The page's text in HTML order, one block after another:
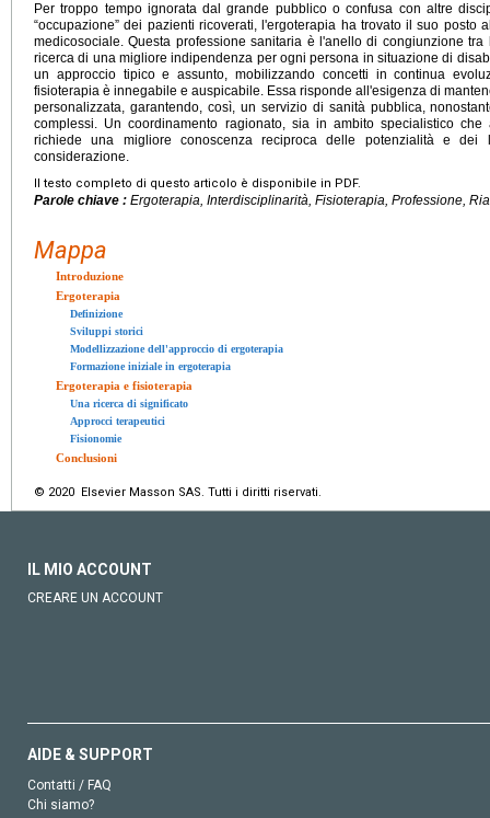
Per troppo tempo ignorata dal grande pubblico o confusa con altre
“occupazione” dei pazienti ricoverati, l'ergoterapia ha trovato il suo posto
medicosociale. Questa professione sanitaria è l'anello di congiunzione
ricerca di una migliore indipendenza per ogni persona in situazione di
un approccio tipico e assunto, mobilizzando concetti in continua
fisioterapia è innegabile e auspicabile. Essa risponde all'esigenza di
personalizzata, garantendo, così, un servizio di sanità pubblica,
complessi. Un coordinamento ragionato, sia in ambito specialistico
richiede una migliore conoscenza reciproca delle potenzialità e
considerazione.
Il testo completo di questo articolo è disponibile in PDF.
Parole chiave : Ergoterapia, Interdisciplinarità, Fisioterapia, Professione,
Mappa
Introduzione
Ergoterapia
Definizione
Sviluppi storici
Modellizzazione dell'approccio di ergoterapia
Formazione iniziale in ergoterapia
Ergoterapia e fisioterapia
Una ricerca di significato
Approcci terapeutici
Fisionomie
Conclusioni
© 2020 Elsevier Masson SAS. Tutti i diritti riservati.
IL MIO ACCOUNT
CREARE UN ACCOUNT
AIDE & SUPPORT
Contatti / FAQ
Chi siamo?